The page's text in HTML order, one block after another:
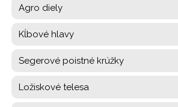
Agro diely
Kĺbové hlavy
Segerové poistné krúžky
Ložiskové telesa